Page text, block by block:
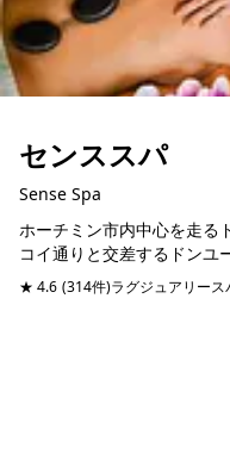
センススパ
Sense Spa
ホーチミン市内中心を走る
コイ通りと交差するドンユ
ェラトンホテルと同じ通り
ジ店。日本語堪能のスタッ
★ 4.6 (314件)ラグジュアリース